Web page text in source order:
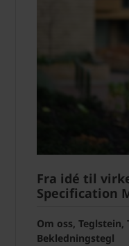
Fra idé til
Specification
Om oss,
Bekledningstegl